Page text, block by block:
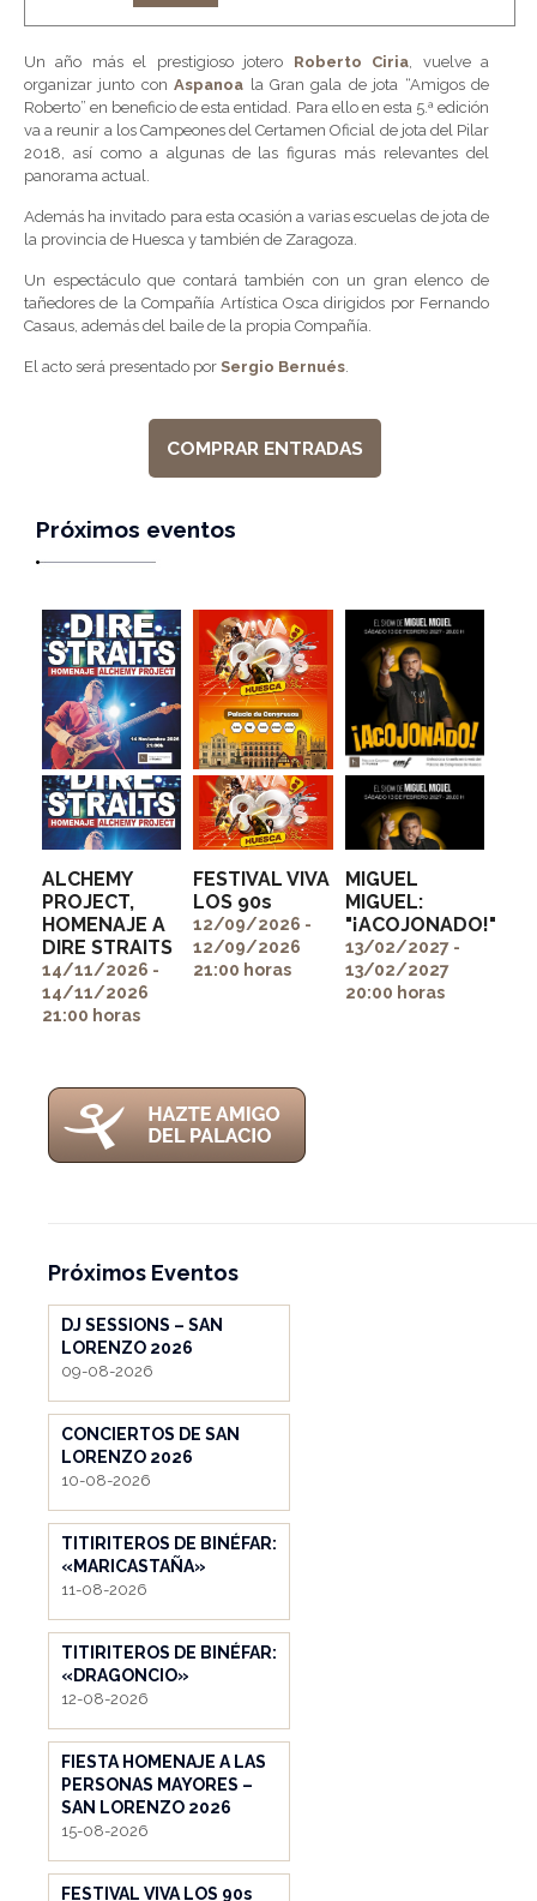
Un año más el prestigioso jotero Roberto Ciria, vuelve a
organizar junto conAspanoa la Gran gala de jota “Amigos de
Roberto” en beneficio de esta entidad. Para ello en esta 5.ª edición
va a reunir a los Campeones del Certamen Oficial de jota del Pilar
2018, así como a algunas de las figuras más relevantes del
panorama actual.
Además ha invitado para esta ocasión a varias escuelas de jota de
la provincia de Huesca y también de Zaragoza.
Un espectáculo que contará también con un gran elenco de
tañedores de la Compañía Artística Osca dirigidos por Fernando
Casaus, además del baile de la propia Compañía.
El acto será presentado por Sergio Bernués.
COMPRAR ENTRADAS
Próximos eventos
" alt=""
itemprop="image">
ALCHEMY
PROJECT,
HOMENAJE A
DIRE STRAITS
14/11/2026 -
14/11/2026
21:00 horas
" alt=""
itemprop="image">
FESTIVAL VIVA
LOS 90s
12/09/2026 -
12/09/2026
21:00 horas
" alt=""
itemprop="image">
MIGUEL
MIGUEL:
"¡ACOJONADO!"
13/02/2027 -
13/02/2027
20:00 horas
Próximos Eventos
DJ SESSIONS – SAN
LORENZO 2026
09-08-2026
CONCIERTOS DE SAN
LORENZO 2026
10-08-2026
TITIRITEROS DE BINÉFAR:
«MARICASTAÑA»
11-08-2026
TITIRITEROS DE BINÉFAR:
«DRAGONCIO»
12-08-2026
FIESTA HOMENAJE A LAS
PERSONAS MAYORES –
SAN LORENZO 2026
15-08-2026
FESTIVAL VIVA LOS 90s